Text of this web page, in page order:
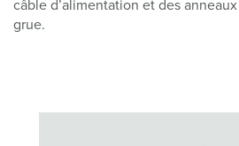
câble d’alimentation et des
grue.